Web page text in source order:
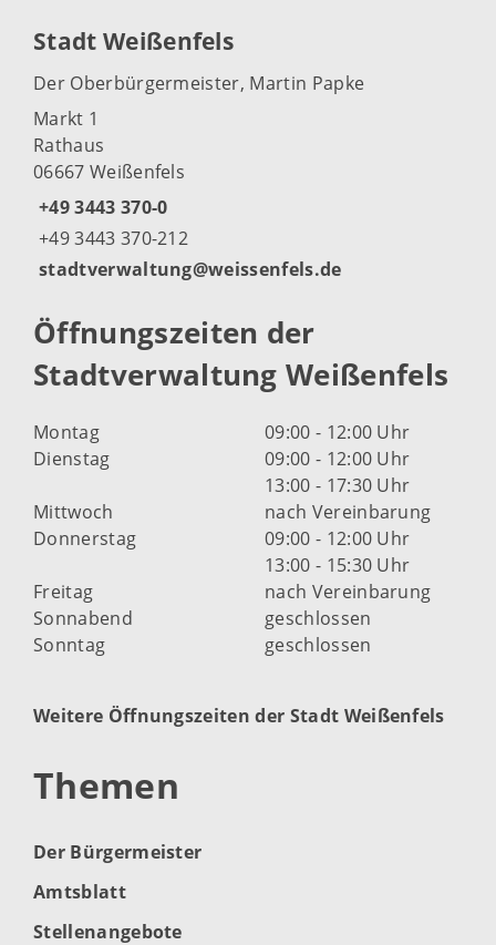
Stadt Weißenfels
Der Oberbürgermeister, Martin Papke
Markt 1
Rathaus
06667 Weißenfels
+49 3443 370-0
+49 3443 370-212
stadtverwaltung@weissenfels.de
Öffnungszeiten der
Stadtverwaltung Weißenfels
Montag
09:00 - 12:00 Uhr
Dienstag
09:00 - 12:00 Uhr
13:00 - 17:30 Uhr
Mittwoch
nach Vereinbarung
Donnerstag
09:00 - 12:00 Uhr
13:00 - 15:30 Uhr
Freitag
nach Vereinbarung
Sonnabend
geschlossen
Sonntag
geschlossen
Weitere Öffnungszeiten der Stadt Weißenfels
Themen
Der Bürgermeister
Amtsblatt
Stellenangebote